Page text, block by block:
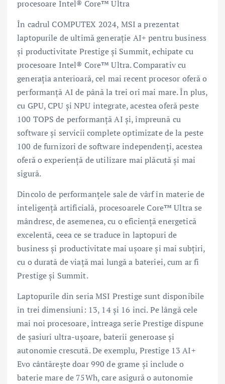
procesoare Intel® Core™ Ultra
În cadrul COMPUTEX 2024, MSI a prezentat
laptopurile de ultimă generație AI+ pentru business
și productivitate Prestige și Summit, echipate cu
procesoare Intel® Core™ Ultra. Comparativ cu
generația anterioară, cel mai recent procesor oferă o
performanță AI de până la trei ori mai mare. În plus,
cu GPU, CPU și NPU integrate, acestea oferă peste
100 TOPS de performanță AI și, împreună cu
software și servicii complete optimizate de la peste
100 de furnizori de software independenți, acestea
oferă o experiență de utilizare mai plăcută și mai
sigură.
Dincolo de performanțele sale de vârf în materie de
inteligență artificială, procesoarele Core™ Ultra se
mândresc, de asemenea, cu o eficiență energetică
excelentă, ceea ce se traduce în laptopuri de
business și productivitate mai ușoare și mai subțiri,
cu o durată de viață mai lungă a bateriei, cum ar fi
Prestige și Summit.
Laptopurile din seria MSI Prestige sunt disponibile
în trei dimensiuni: 13, 14 și 16 inci. Pe lângă cele
mai noi procesoare, întreaga serie Prestige dispune
de șasiuri ultra-ușoare, baterii generoase și
autonomie crescută. De exemplu, Prestige 13 AI+
Evo cântărește doar 990 de grame și include o
baterie mare de 75Wh, care asigură o autonomie